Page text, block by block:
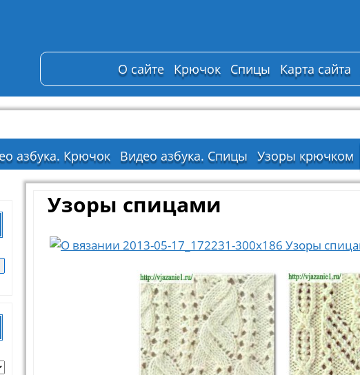
О сайте Крючок Спицы Карта сайта
азбука. Крючок Видео азбука. Спицы Узоры крючком
Узоры спицами